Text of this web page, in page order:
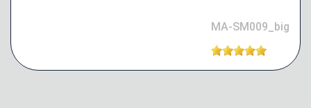
MA-SM009_big